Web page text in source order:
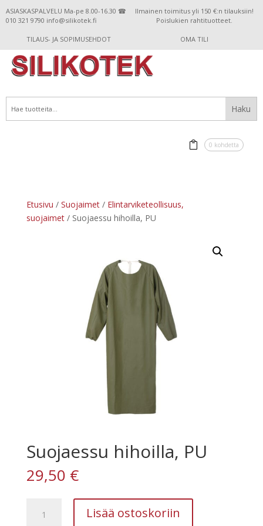
ASIASKASPALVELU Ma-pe 8.00-16.30 ☎
010 321 9790 info@silikotek.fi
Ilmainen toimitus yli 150 €:n tilauksiin!
Poislukien rahtituotteet.
TILAUS- JA SOPIMUSEHDOT OMA TILI
0 kohdetta
Etusivu / Suojaimet/ Elintarviketeollisuus,
suojaimet/ Suojaessu hihoilla, PU
Suojaessu hihoilla, PU
29,50 €
hihoilla,
Lisää ostoskoriin